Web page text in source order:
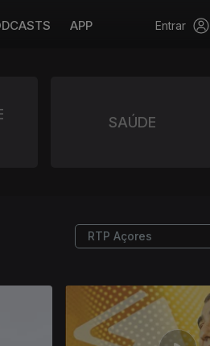
APP Entrar
SAÚDE